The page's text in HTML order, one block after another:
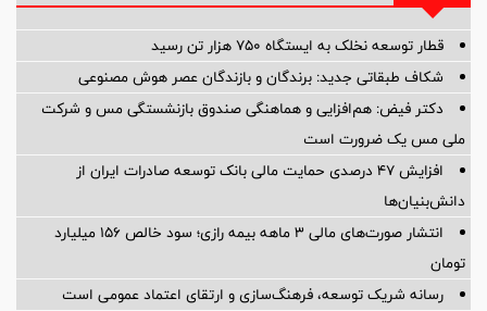
قطار توسعه نخلک به ایستگاه ۷۵۰ هزار تن رسید
شکاف طبقاتی جدید: برندگان و بازندگان عصر هوش مصنوعی
دکتر فیض: هم‌افزایی و هماهنگی صندوق بازنشستگی مس و شرکت
ملی مس یک ضرورت است
افزایش ۴۷ درصدی حمایت مالی بانک توسعه صادرات ایران از
دانش‌بنیان‌ها
انتشار صورت‌های مالی ۳ ماهه بیمه رازی؛ سود خالص ۱۵۶ میلیارد
تومان
رسانه شریک توسعه، فرهنگ‌سازی و ارتقای اعتماد عمومی است